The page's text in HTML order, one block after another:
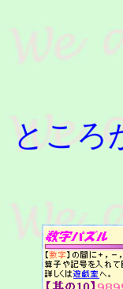
ところ